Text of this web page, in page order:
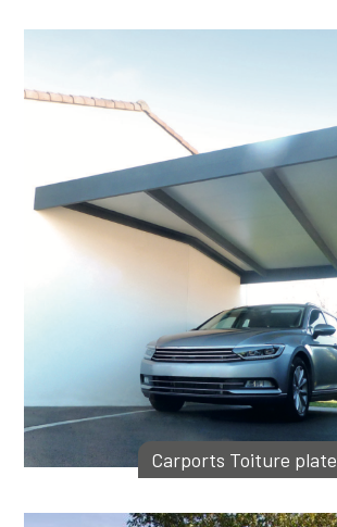
Carports Toiture plate